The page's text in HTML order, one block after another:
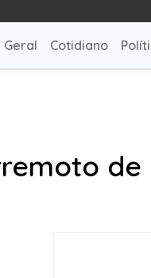
Geral Cotidiano